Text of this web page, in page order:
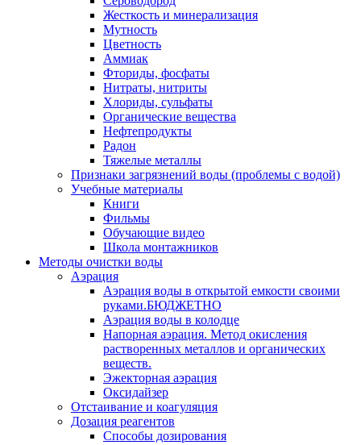
Жесткость и минерализация
Мутность
Цветность
Аммиак
Фториды, фосфаты
Нитраты, нитриты
Хлориды, сульфаты
Органические вещества
Нефтепродукты
Радон
Тяжелые металлы
Признаки загрязнений воды (проблемы с водой)
Учебные материалы
Книги
Фильмы
Обучающие видео
Школа монтажников
Методы очистки воды
Аэрация
Аэрация воды в открытой емкости своими
руками.БЮДЖЕТНО
Аэрация воды в колодце
Напорная аэрация. Метод окисления
растворенных металлов и органических
веществ.
Эжекторная аэрация
Оксидайзер
Отстаивание и коагуляция
Дозация реагентов
Способы дозирования